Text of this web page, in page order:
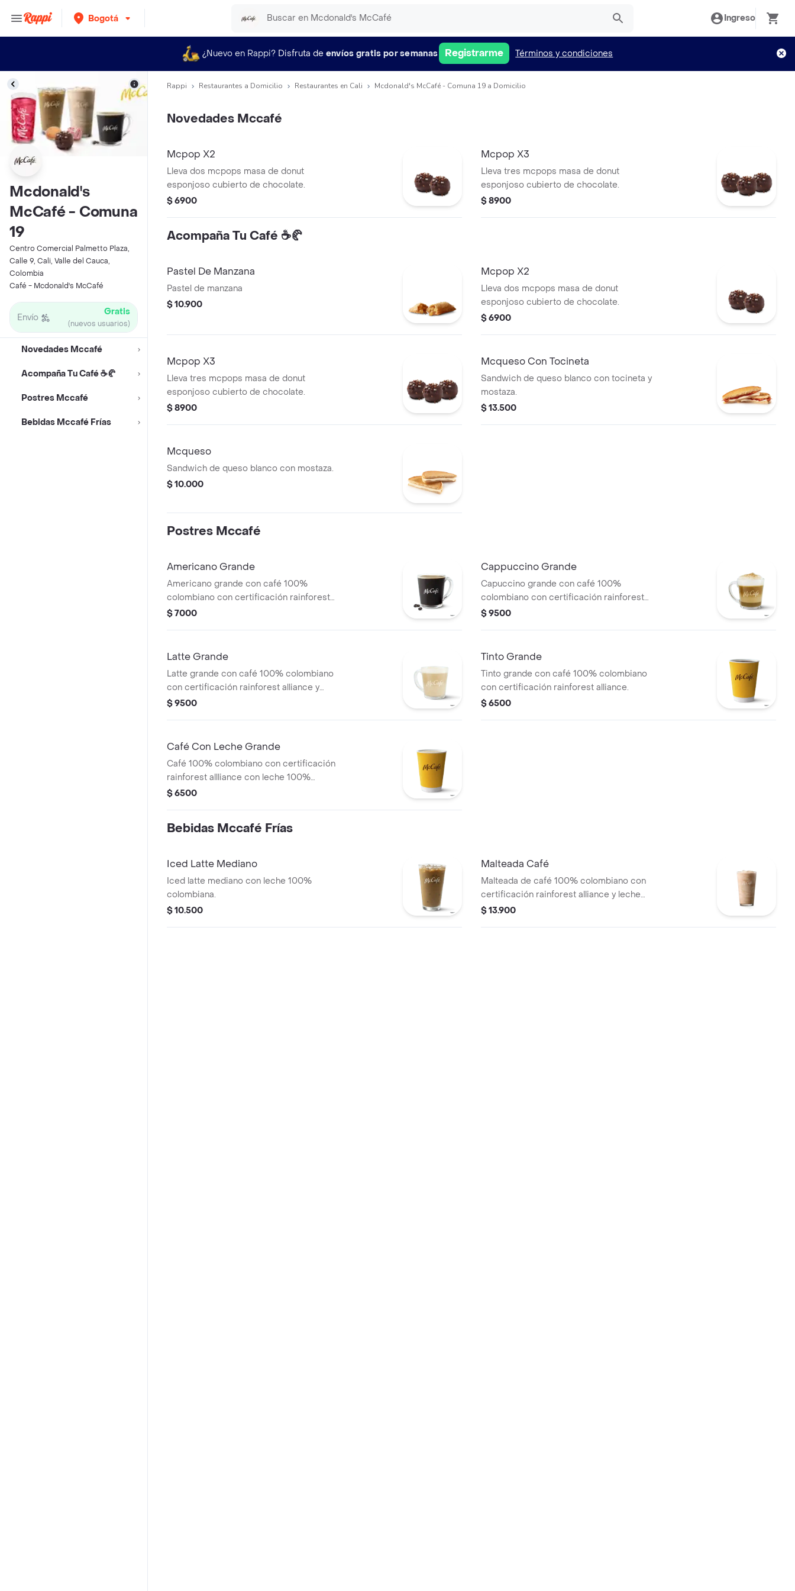
Bogotá Ingreso
¿Nuevo en Rappi? Disfruta de envíos gratis por semanas Registrarme Términos y condiciones
Mcdonald's
McCafé - Comuna
19
Centro Comercial Palmetto Plaza,
Calle 9, Cali, Valle del Cauca,
Colombia
Café - Mcdonald's McCafé
Envío Gratis
(nuevos usuarios)
Novedades Mccafé
Acompaña Tu Café ☕🥐
Postres Mccafé
Bebidas Mccafé Frías
Rappi Restaurantes a Domicilio Restaurantes en Cali Mcdonald's McCafé - Comuna 19 a Domicilio
Novedades Mccafé
Mcpop X2
Lleva dos mcpops masa de donut
esponjoso cubierto de chocolate.
$ 6900
Mcpop X3
Lleva tres mcpops masa de donut
esponjoso cubierto de chocolate.
$ 8900
Acompaña Tu Café ☕🥐
Pastel De Manzana
Pastel de manzana
$ 10.900
Mcpop X2
Lleva dos mcpops masa de donut
esponjoso cubierto de chocolate.
$ 6900
Mcpop X3
Lleva tres mcpops masa de donut
esponjoso cubierto de chocolate.
$ 8900
Mcqueso Con Tocineta
Sandwich de queso blanco con tocineta y
mostaza.
$ 13.500
Mcqueso
Sandwich de queso blanco con mostaza.
$ 10.000
Postres Mccafé
Americano Grande
Americano grande con café 100%
colombiano con certificación rainforest
alliance.
$ 7000
Cappuccino Grande
Capuccino grande con café 100%
colombiano con certificación rainforest
alliance y leche 100% colombiana
$ 9500
Latte Grande
Latte grande con café 100% colombiano
con certificación rainforest alliance y
leche 100% colombiana
$ 9500
Tinto Grande
Tinto grande con café 100% colombiano
con certificación rainforest alliance.
$ 6500
Café Con Leche Grande
Café 100% colombiano con certificación
rainforest allliance con leche 100%
colombiana grande.
$ 6500
Bebidas Mccafé Frías
Iced Latte Mediano
Iced latte mediano con leche 100%
colombiana.
$ 10.500
Malteada Café
Malteada de café 100% colombiano con
certificación rainforest alliance y leche
100% colombiana con certificación
$ 13.900